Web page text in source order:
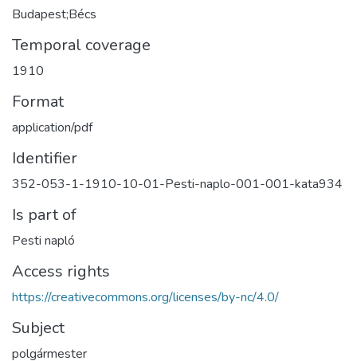
Budapest;Bécs
Temporal coverage
1910
Format
application/pdf
Identifier
352-053-1-1910-10-01-Pesti-naplo-001-001-kata934
Is part of
Pesti napló
Access rights
https://creativecommons.org/licenses/by-nc/4.0/
Subject
polgármester